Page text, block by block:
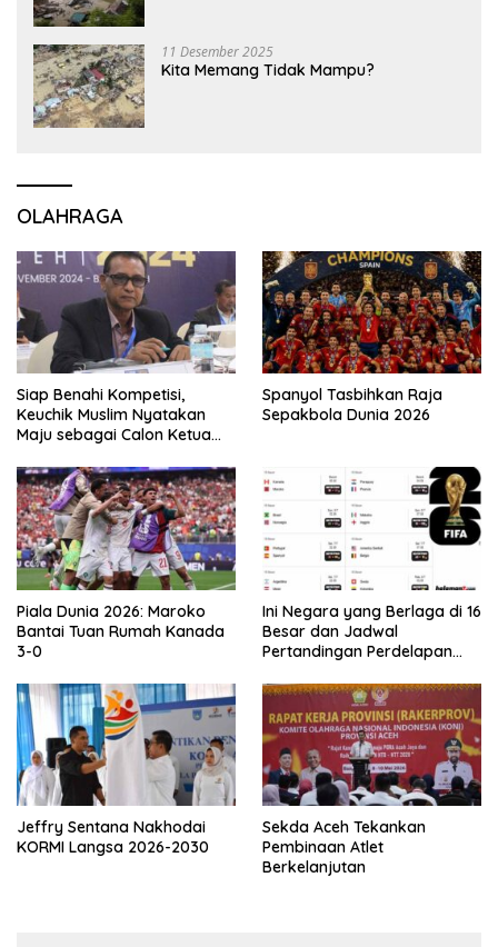
11 Desember 2025
Kita Memang Tidak Mampu?
OLAHRAGA
Siap Benahi Kompetisi,
Keuchik Muslim Nyatakan
Maju sebagai Calon Ketua
Spanyol Tasbihkan Raja
Sepakbola Dunia 2026
Piala Dunia 2026: Maroko
Bantai Tuan Rumah Kanada
3-0
Ini Negara yang Berlaga di 16
Besar dan Jadwal
Pertandingan Perdelapan
Jeffry Sentana Nakhodai
KORMI Langsa 2026-2030
Sekda Aceh Tekankan
Pembinaan Atlet
Berkelanjutan